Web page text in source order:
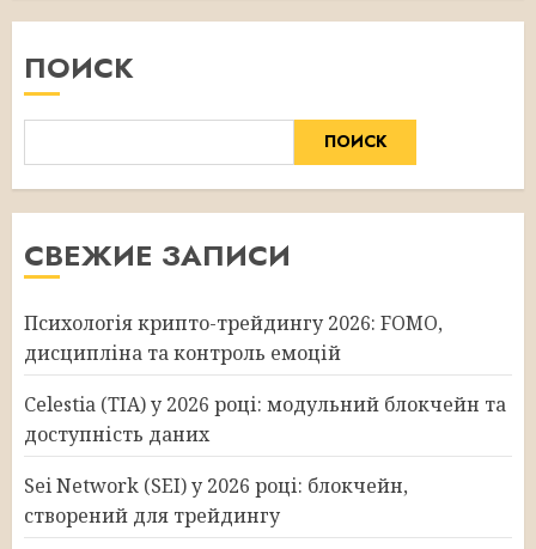
ПОИСК
ПОИСК
СВЕЖИЕ ЗАПИСИ
Психологія крипто-трейдингу 2026: FOMO,
дисципліна та контроль емоцій
Celestia (TIA) у 2026 році: модульний блокчейн та
доступність даних
Sei Network (SEI) у 2026 році: блокчейн,
створений для трейдингу